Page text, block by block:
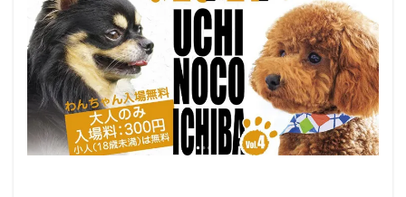
と行
ける
その
他の
イベ
ント
情報